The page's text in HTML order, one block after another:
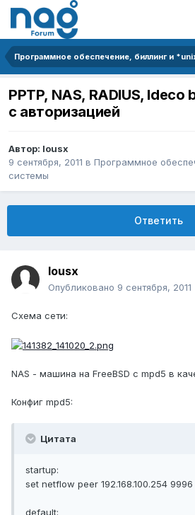
Программное обеспечение, биллинг и
PPTP, NAS, RADIUS,
с авторизацией
Автор: lousx
9 сентября, 2011 в Программное
системы
Ответить
lousx
Опубликовано 9 сентября, 2011
Схема сети:
NAS - машина на FreeBSD с mpd5 в
Конфиг mpd5:
Цитата
startup:
set netflow peer 192.168.100.254 9996
default: